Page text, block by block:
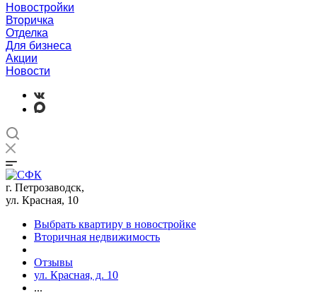
Новостройки
Вторичка
Отделка
Для бизнеса
Акции
Новости
г. Петрозаводск,
ул. Красная, 10
Выбрать квартиру в новостройке
Вторичная недвижимость
Отзывы
ул. Красная, д. 10
...